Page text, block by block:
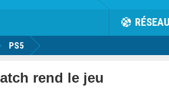
RÉSEAU
PS5
rend le jeu